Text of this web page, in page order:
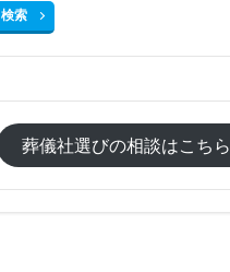
検索
葬儀社選びの相談はこちら